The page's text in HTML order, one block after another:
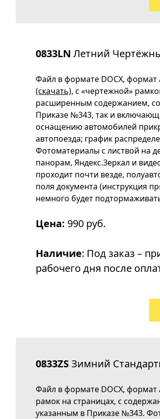
0833LN Летний
Файл в формате DOCX, формат
(скачать), с «чертежной»
расширенным содержанием,
Приказе №343, так и
оснащению автомобилей
автопоезда; график
Фотоматериалы с листвой на
панорам, Яндекс.Зеркал и
проходит почти везде,
поля документа (инструкция
немного будет
Цена: 990 руб.
Наличие: Под заказ –
рабочего дня после
0833ZSЗимний
Файл в формате DOCX, формат
рамок на страницах, с
указанным в Приказе №343.